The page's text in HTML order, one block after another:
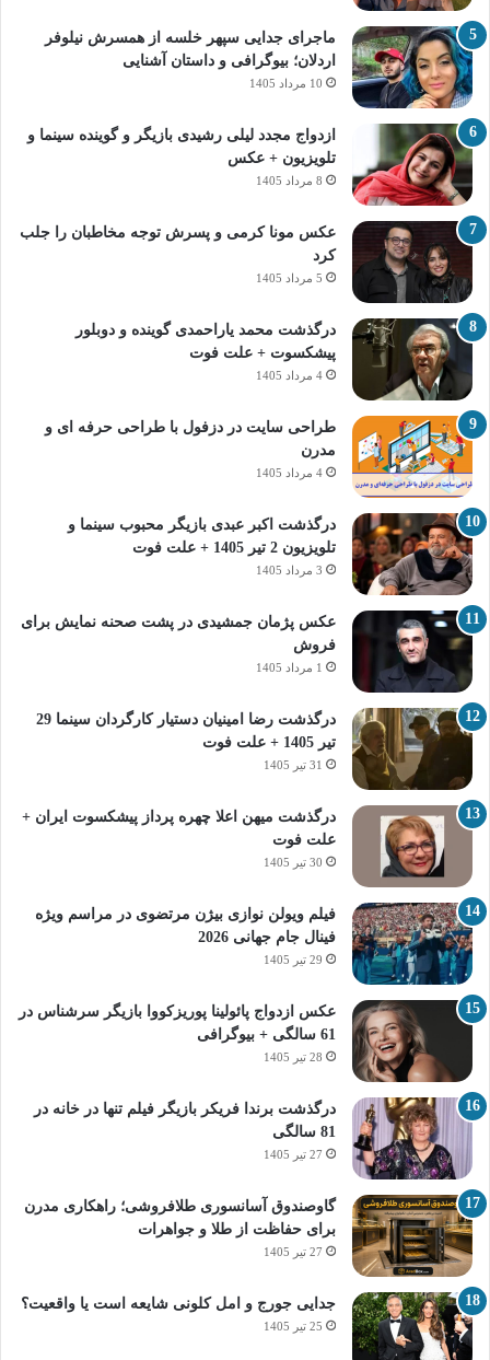
ماجرای جدایی سپهر خلسه از همسرش نیلوفر
اردلان؛ بیوگرافی و داستان آشنایی
10 مرداد 1405
ازدواج مجدد لیلی رشیدی بازیگر و گوینده سینما و
تلویزیون + عکس
8 مرداد 1405
عکس مونا کرمی و پسرش توجه مخاطبان را جلب
کرد
5 مرداد 1405
درگذشت محمد یاراحمدی گوینده و دوبلور
پیشکسوت + علت فوت
4 مرداد 1405
طراحی سایت در دزفول با طراحی حرفه‌ ای و
مدرن
4 مرداد 1405
درگذشت اکبر عبدی بازیگر محبوب سینما و
تلویزیون 2 تیر 1405 + علت فوت
3 مرداد 1405
عکس پژمان جمشیدی در پشت صحنه نمایش برای
فروش
1 مرداد 1405
درگذشت رضا امینیان دستیار کارگردان سینما 29
تیر 1405 + علت فوت
31 تیر 1405
درگذشت میهن اعلا چهره پرداز پیشکسوت ایران +
علت فوت
30 تیر 1405
فیلم ویولن نوازی بیژن مرتضوی در مراسم ویژه
فینال جام جهانی 2026
29 تیر 1405
عکس ازدواج پائولینا پوریزکووا بازیگر سرشناس در
61 سالگی + بیوگرافی
28 تیر 1405
درگذشت برندا فریکر بازیگر فیلم تنها در خانه در
81 سالگی
27 تیر 1405
گاوصندوق آسانسوری طلافروشی؛ راهکاری مدرن
برای حفاظت از طلا و جواهرات
27 تیر 1405
جدایی جورج و امل کلونی شایعه است یا واقعیت؟
25 تیر 1405